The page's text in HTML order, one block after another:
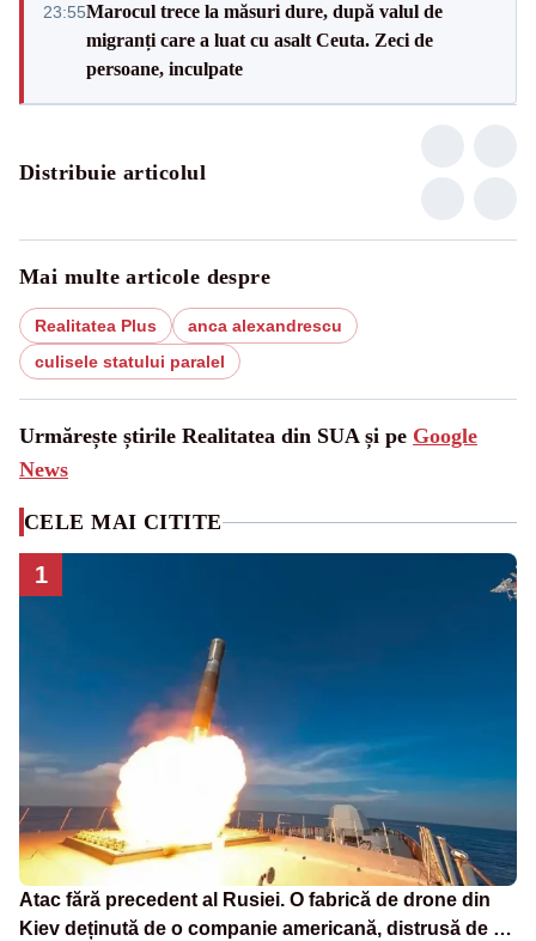
23:55Marocul trece la măsuri dure, după valul de
migranți care a luat cu asalt Ceuta. Zeci de
persoane, inculpate
Distribuie articolul
Mai multe articole despre
Realitatea Plus
anca alexandrescu
culisele statului paralel
Urmărește știrile Realitatea din SUA și pe Google
News
CELE MAI CITITE
1
Atac fără precedent al Rusiei. O fabrică de drone din
Kiev deținută de o companie americană, distrusă de o